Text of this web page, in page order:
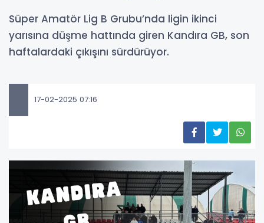
Süper Amatör Lig B Grubu’nda ligin ikinci
yarısına düşme hattında giren Kandıra GB, son
haftalardaki çıkışını sürdürüyor.
17-02-2025 07:16